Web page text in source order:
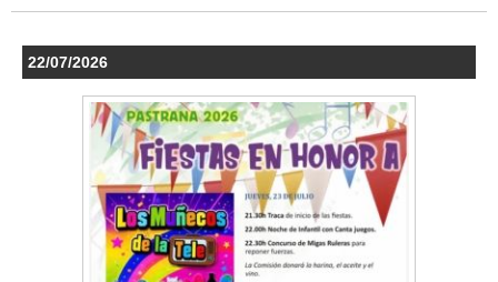
22/07/2026